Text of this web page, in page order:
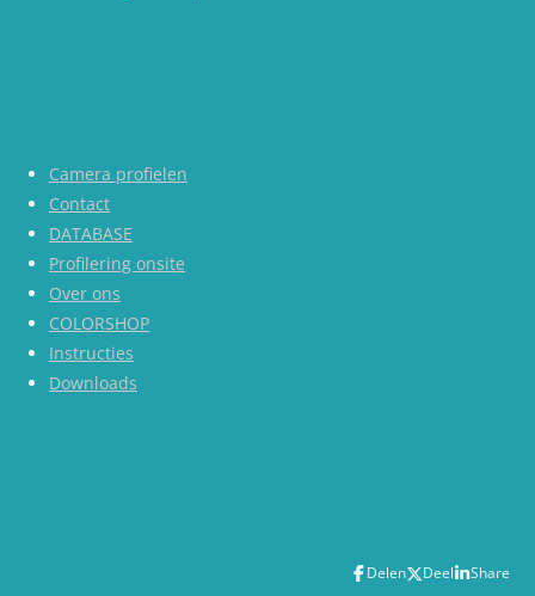
Camera profielen
Contact
DATABASE
Profilering onsite
Over ons
COLORSHOP
Instructies
Downloads
Delen Deel Share